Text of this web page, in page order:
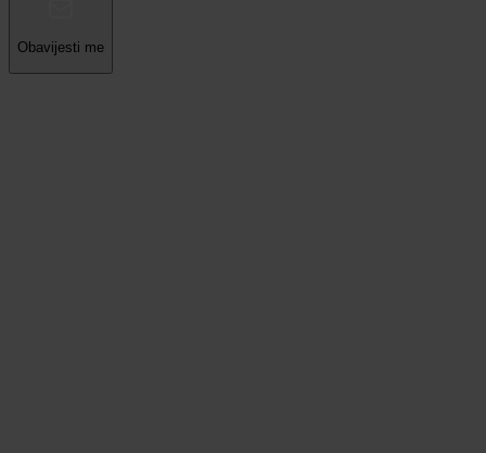
Obavijesti me